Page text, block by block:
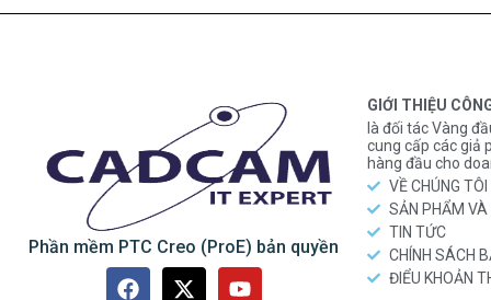
Phần mềm PTC Creo (ProE) bản quyền
GIỚI THIỆU
là đối tác Vàng
cung cấp các giả
hàng đầu cho
VỀ CHÚNG TÔI
SẢN PHẨM VÀ
TIN TỨC
CHÍNH SÁCH
ĐIỂU KHOẢN